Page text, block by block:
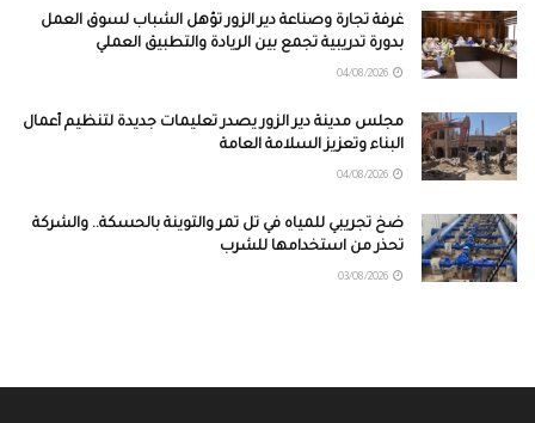
غرفة تجارة وصناعة دير الزور تؤهل الشباب لسوق العمل
بدورة تدريبية تجمع بين الريادة والتطبيق العملي
مجلس مدينة دير الزور يصدر تعليمات جديدة لتنظيم أعمال
البناء وتعزيز السلامة العامة
ضخ تجريبي للمياه في تل تمر والتوينة بالحسكة.. والشركة
تحذر من استخدامها للشرب